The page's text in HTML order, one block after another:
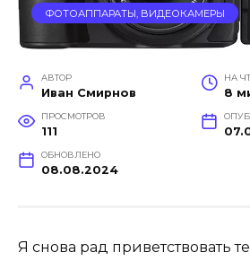
ФОТОАППАРАТЫ, ВИДЕОКАМЕРЫ
АВТОР
Иван Смирнов
НА
8
ПРОСМОТРОВ
111
ОБНОВЛЕНО
08.08.2024
Я снова рад приветствовать